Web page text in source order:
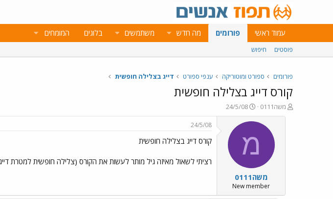
עמוד ראשי פורומים מה חדש משתמשים בלוגים המומחים
פוסטים חיפוש
פורומים ספורט ומוטוריקה ענפי ספורט דייג בצלילה חופשית
קורס דייג בצלילה חופשית
פ
ו
משה0111
פ
ו
ר
ם
ב
א
ר
י
ך
24/5/08
מ
משה0111
New member
24/5/08
קורס דייג בצלילה חופשית
רציתי לשאול מאיזה גיל מותר לעשות את הקורס (צלילה חופשית למטרת